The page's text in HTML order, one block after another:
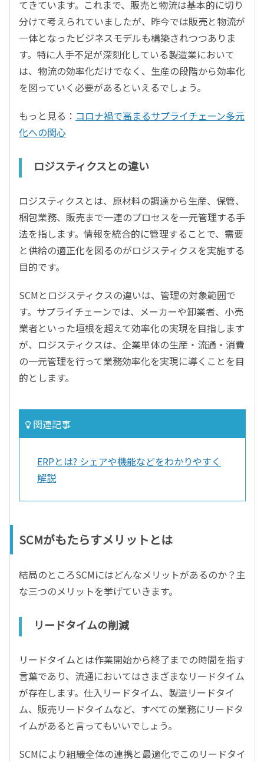
てきています。これまで、販売と物流は基本的に切り
分けて考えられていましたが、昨今では販売と物流が
一体となったビジネスモデルも構築されつつありま
す。特に人手不足が深刻化している製造業において
は、物流の効率化だけでなく、生産の段階から効率化
を図っていく必要があるといえるでしょう。
もっと見る： コロナ禍で高まるサプライチェーン多元
化への関心
ロジスティクスとの違い
ロジスティクスとは、原材料の調達から生産、保管、
梱包業務、販売まで一連のプロセスを一元管理する手
法を指します。情報を統合的に管理することで、需要
と供給の適正化を図るのがロジスティクスを実施する
目的です。
SCMとロジスティクスの違いは、管理の対象範囲で
す。サプライチェーンでは、メーカーや卸業者、小売
業者といった垣根を超えて効率化の実現を目指します
が、ロジスティクスは、企業単体の生産・流通・消費
の一元管理を行って業務効率化を実現に導くことを目
的とします。
関連記事
ERPとは? シェアや機能などをわかりやすく
解説
SCMがもたらすメリットとは
結局のところSCMにはどんなメリットがあるのか？主
な三つのメリットを挙げていきます。
リードタイムの削減
リードタイムとは作業開始から終了までの時間を指す
言葉であり、流通においてはさまざまなリードタイム
が存在します。仕入リードタイム、製造リードタイ
ム、販売リードタイムなど、すべての業務にリードタ
イムがあると言ってもいいでしょう。
SCMにより組織全体の連携と最適化でこのリードタイ